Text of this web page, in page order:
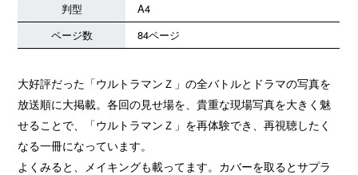
判型
A4
ページ数
84ページ
大好評だった「ウルトラマンＺ」の全バトルとドラマの写真を
放送順に大掲載。各回の見せ場を、貴重な現場写真を大きく魅
せることで、「ウルトラマンＺ」を再体験でき、再視聴したく
なる一冊になっています。
よくみると、メイキングも載ってます。カバーを取るとサプラ